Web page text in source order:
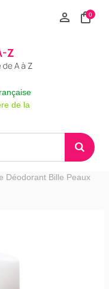
0
de la
Déodorant Bille Peaux